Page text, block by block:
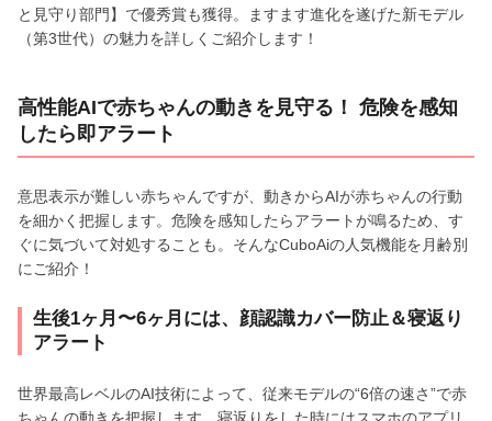
と見守り部門】で優秀賞も獲得。ますます進化を遂げた新モデル
（第3世代）の魅力を詳しくご紹介します！
高性能AIで赤ちゃんの動きを見守る！ 危険を感知
したら即アラート
意思表示が難しい赤ちゃんですが、動きからAIが赤ちゃんの行動
を細かく把握します。危険を感知したらアラートが鳴るため、す
ぐに気づいて対処することも。そんなCuboAiの人気機能を月齢別
にご紹介！
生後1ヶ月〜6ヶ月には、顔認識カバー防止＆寝返り
アラート
世界最高レベルのAI技術によって、従来モデルの“6倍の速さ”で赤
ちゃんの動きを把握します。寝返りをした時にはスマホのアプリ